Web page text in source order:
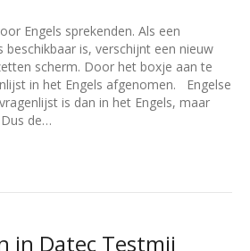
Engels sprekenden. Als een
beschikbaar is, verschijnt een nieuw
scherm. Door het boxje aan te
in het Engels afgenomen. Engelse
is dan in het Engels, maar
de…
in Datec Testmij